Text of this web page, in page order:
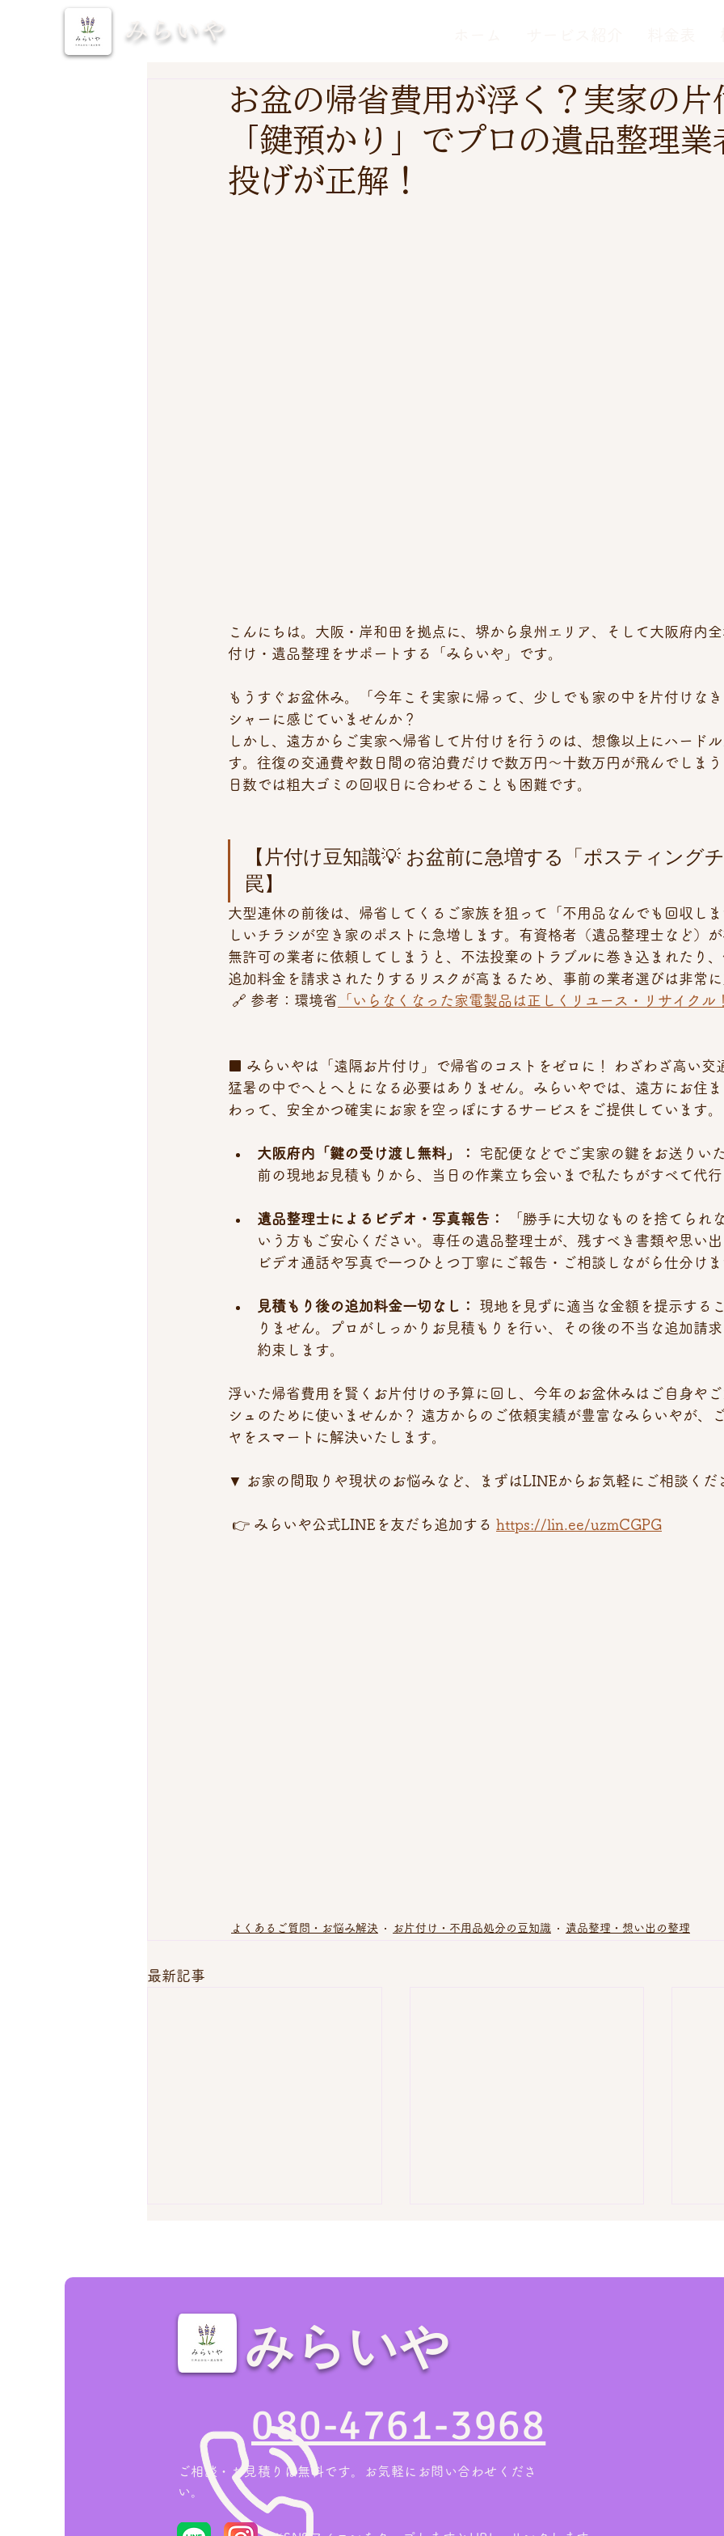
みらいや
お盆の帰省費用が浮く？実家の片
「鍵預かり」でプロの遺品整理業
投げが正解！
こんにちは。大阪・岸和田を拠点に、堺から泉州エリア、そして大阪府内
付け・遺品整理をサポートする「みらいや」です。
もうすぐお盆休み。「今年こそ実家に帰って、少しでも家の中を片付けな
シャーに感じていませんか？
しかし、遠方からご実家へ帰省して片付けを行うのは、想像以上にハード
す。往復の交通費や数日間の宿泊費だけで数万円〜十数万円が飛んでしま
日数では粗大ゴミの回収日に合わせることも困難です。
【片付け豆知識💡 お盆前に急増する「ポスティング
罠】
大型連休の前後は、帰省してくるご家族を狙って「不用品なんでも回収し
しいチラシが空き家のポストに急増します。有資格者（遺品整理士など）
無許可の業者に依頼してしまうと、不法投棄のトラブルに巻き込まれたり
追加料金を請求されたりするリスクが高まるため、事前の業者選びは非常
🔗 参考：環境省 「いらなくなった家電製品は正しくリユース・リサイクル
■ みらいやは「遠隔お片付け」で帰省のコストをゼロに！ わざわざ高い交
猛暑の中でへとへとになる必要はありません。みらいやでは、遠方にお住
わって、安全かつ確実にお家を空っぽにするサービスをご提供しています。
大阪府内「鍵の受け渡し無料」：
宅配便などでご実家の鍵をお送りい
前の現地お見積もりから、当日の作業立ち会いまで私たちがすべて代
遺品整理士によるビデオ・写真報告：
「勝手に大切なものを捨てられ
いう方もご安心ください。専任の遺品整理士が、残すべき書類や思い
ビデオ通話や写真で一つひとつ丁寧にご報告・ご相談しながら仕分け
見積もり後の追加料金一切なし：
現地を見ずに適当な金額を提示する
りません。プロがしっかりお見積もりを行い、その後の不当な追加請
約束します。
浮いた帰省費用を賢くお片付けの予算に回し、今年のお盆休みはご自身や
シュのために使いませんか？ 遠方からのご依頼実績が豊富なみらいやが、
ヤをスマートに解決いたします。
▼ お家の間取りや現状のお悩みなど、まずはLINEからお気軽にご相談くだ
👉 みらいや公式LINEを友だち追加する https://lin.ee/uzmCGPG
よくあるご質問・お悩み解決 お片付け・不用品処分の豆知識 遺品整理・想い出の整理
最新記事
【藤井寺市の実績】2LDKア
コン回収込みで89,000円
（追加料金なし）
をしない業者の選び方
みらいや
080-4761-3968
ご相談・お見積りは無料です。お気軽にお問い合わせくださ
い。